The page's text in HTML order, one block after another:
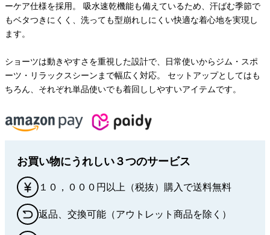
ーケア仕様を採用。 吸水速乾機能も備えているため、汗ばむ季節で
もベタつきにくく、洗っても型崩れしにくい快適な着心地を実現し
ます。
ショーツは動きやすさを重視した設計で、日常使いからジム・スポ
ーツ・リラックスシーンまで幅広く対応。 セットアップとしてはも
ちろん、それぞれ単品使いでも着回ししやすいアイテムです。
お買い物にうれしい３つのサービス
１０，０００円以上（税抜）購入で送料無料
返品、交換可能（アウトレット商品を除く）